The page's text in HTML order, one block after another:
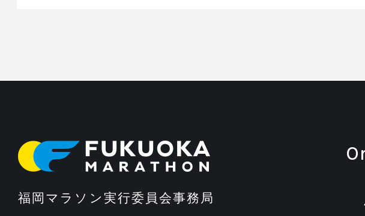
福岡マラソン実行委員会事務局